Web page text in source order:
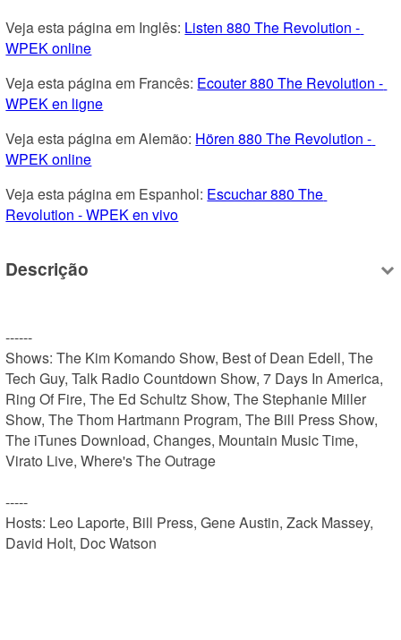
Veja esta página em Inglês: Listen 880 The Revolution -
WPEK online
Veja esta página em Francês: Ecouter 880 The Revolution -
WPEK en ligne
Veja esta página em Alemão: Hören 880 The Revolution -
WPEK online
Veja esta página em Espanhol: Escuchar 880 The
Revolution - WPEK en vivo
Descrição
------
Shows: The Kim Komando Show, Best of Dean Edell, The
Tech Guy, Talk Radio Countdown Show, 7 Days In America,
Ring Of Fire, The Ed Schultz Show, The Stephanie Miller
Show, The Thom Hartmann Program, The Bill Press Show,
The iTunes Download, Changes, Mountain Music Time,
Virato Live, Where's The Outrage
-----
Hosts: Leo Laporte, Bill Press, Gene Austin, Zack Massey,
David Holt, Doc Watson